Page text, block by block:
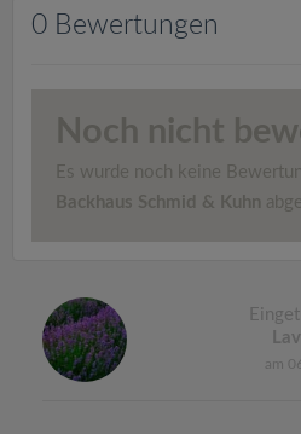
0 Bewertungen
Noch nicht
Es wurde noch keine
Backhaus Schmid & Kuhn
am